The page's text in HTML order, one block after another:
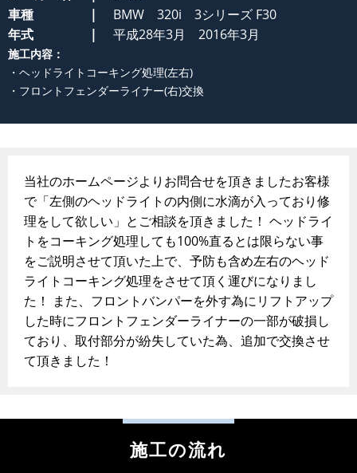
車種
BMW 320i 3シリーズ F30
年式
平成28年3月 2016年3月
施工内容：
・ヘッドライトコーキング処理(左右)
・フロントフェンダーライナー(右)交換
当社のホームページよりお問合せを頂きましたお客様
で「左側のヘッドライトの内側に水滴が入っており修
理をして欲しい」とご相談を頂きました！ ヘッドライ
トをコーキング処理しても100%直るとは限らない事
をご説明させて頂いた上で、予防も含め左右のヘッド
ライトコーキング処理をさせて頂く運びになりまし
た！ また、フロントバンパーを外す為にリフトアップ
した時にフロントフェンダーライナーの一部が破損し
ており、取付部分が紛失していた為、追加で交換させ
て頂きました！
施工の流れ